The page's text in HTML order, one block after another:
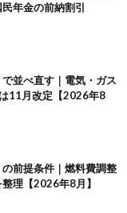
年金の前納割引
並べ直す｜電気・ガス
11月改定【2026年8
の前提条件｜燃料費調整
理【2026年8月】